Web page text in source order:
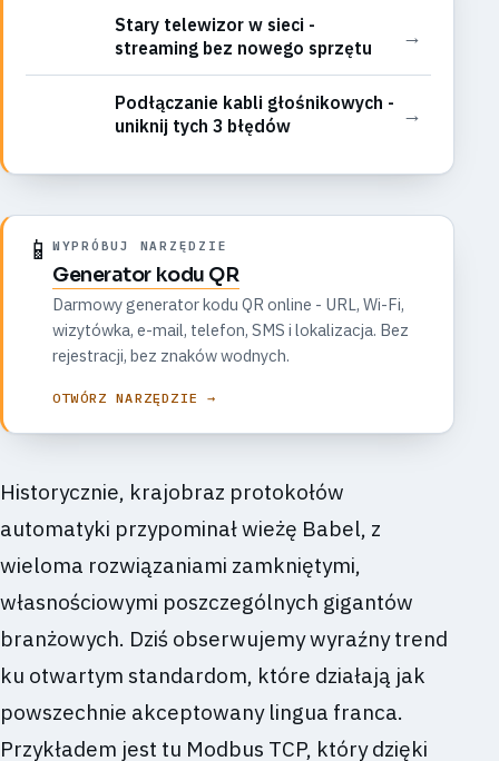
Stary telewizor w sieci -
streaming bez nowego sprzętu
→
Podłączanie kabli głośnikowych -
uniknij tych 3 błędów
→
📱 WYPRÓBUJ NARZĘDZIE
Generator kodu QR
Darmowy generator kodu QR online - URL, Wi-Fi,
wizytówka, e-mail, telefon, SMS i lokalizacja. Bez
rejestracji, bez znaków wodnych.
OTWÓRZ NARZĘDZIE →
Historycznie, krajobraz protokołów
automatyki przypominał wieżę Babel, z
wieloma rozwiązaniami zamkniętymi,
własnościowymi poszczególnych gigantów
branżowych. Dziś obserwujemy wyraźny trend
ku otwartym standardom, które działają jak
powszechnie akceptowany lingua franca.
Przykładem jest tu Modbus TCP, który dzięki